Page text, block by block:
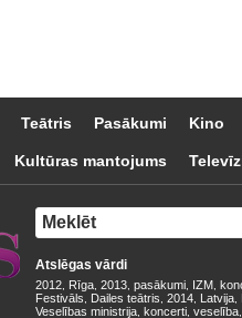
Teātris Pasākumi Kino
Kultūras mantojums
Atslēgas vārdi
2012 Rīga 2013 pasākumi IZM
Festivāls
Dailes teātris 2014 Latvija
Veselības ministrija koncerti veselība